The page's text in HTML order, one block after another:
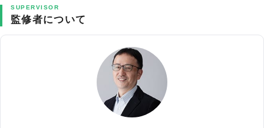
SUPERVISOR
監修者について